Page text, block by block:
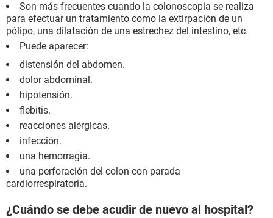
Son más frecuentes cuando la colonoscopia se realiza
para efectuar un tratamiento como la extirpación de un
pólipo, una dilatación de una estrechez del intestino, etc.
Puede aparecer:
distensión del abdomen.
dolor abdominal.
hipotensión.
flebitis.
reacciones alérgicas.
infección.
una hemorragia.
una perforación del colon con parada
cardiorrespiratoria.
¿Cuándo se debe acudir de nuevo al hospital?